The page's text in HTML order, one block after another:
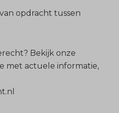
opdracht tussen
Bekijk onze
met actuele informatie,